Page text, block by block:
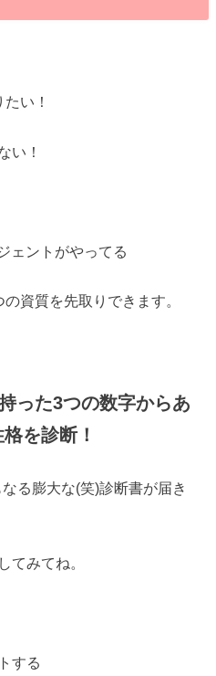
い！
い！
ェントがやってる
資質を先取りできます。
った3つの数字からあ
を診断！
る膨大な(笑)診断書が届き
てみてね。
する